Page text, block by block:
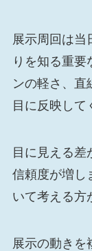
展示周回は当
りを知る重
ンの軽さ、直
目に反映して
目に見える差
信頼度が増し
いて考える方
展示の動きを